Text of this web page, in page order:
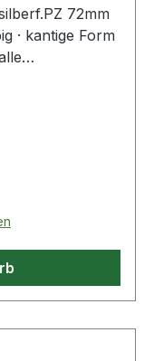
72mm
· kantige Form
67mm